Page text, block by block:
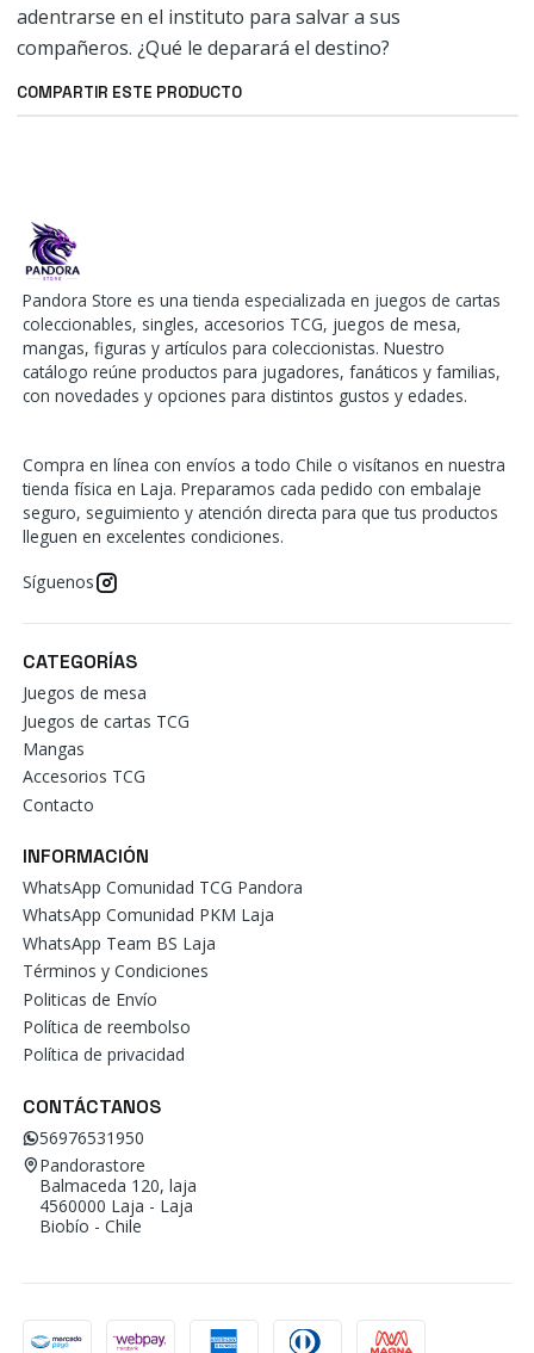
adentrarse en el instituto para salvar a sus
compañeros. ¿Qué le deparará el destino?
COMPARTIR ESTE PRODUCTO
Pandora Store es una tienda especializada en juegos de cartas
coleccionables, singles, accesorios TCG, juegos de mesa,
mangas, figuras y artículos para coleccionistas. Nuestro
catálogo reúne productos para jugadores, fanáticos y familias,
con novedades y opciones para distintos gustos y edades.
Compra en línea con envíos a todo Chile o visítanos en nuestra
tienda física en Laja. Preparamos cada pedido con embalaje
seguro, seguimiento y atención directa para que tus productos
lleguen en excelentes condiciones.
Síguenos
CATEGORÍAS
Juegos de mesa
Juegos de cartas TCG
Mangas
Accesorios TCG
Contacto
INFORMACIÓN
WhatsApp Comunidad TCG Pandora
WhatsApp Comunidad PKM Laja
WhatsApp Team BS Laja
Términos y Condiciones
Politicas de Envío
Política de reembolso
Política de privacidad
CONTÁCTANOS
56976531950
Pandorastore
Balmaceda 120, laja
4560000 Laja - Laja
Biobío - Chile